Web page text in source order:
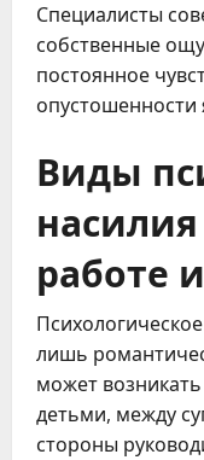
Специалисты
собственные
постоянное
опустошенности
Виды
работе
лишь
может
детьми, между
стороны